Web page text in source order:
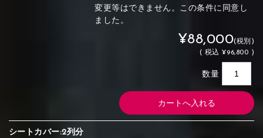
変更等はできません。この条件に同意し
ました。
¥88,000(税別)
( 税込 ¥96,800 )
数量
シートカバー:2列分